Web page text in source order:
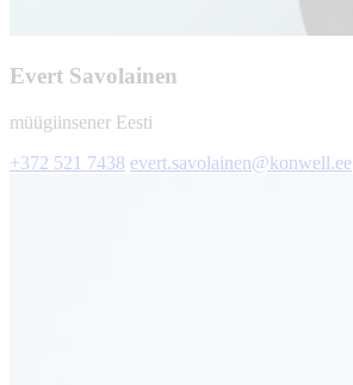
Evert Savolainen
müügiinsener Eesti
+372 521 7438 evert.savolainen@konwell.ee